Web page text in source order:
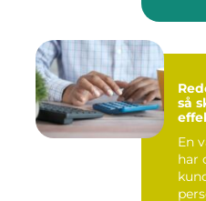
så
En
har